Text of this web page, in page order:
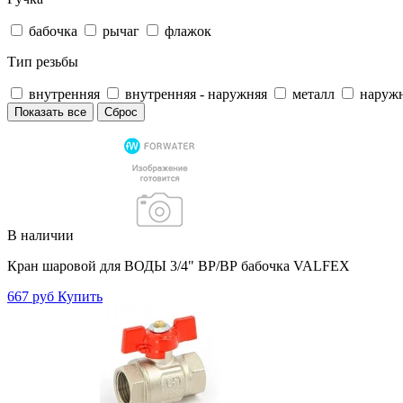
бабочка рычаг
флажок
Тип резьбы
внутренняя внутренняя - наружняя металл
Показать все Сброс
В наличии
Кран шаровой для ВОДЫ 3/4" ВР/ВР бабочка VALFEX
667 руб Купить